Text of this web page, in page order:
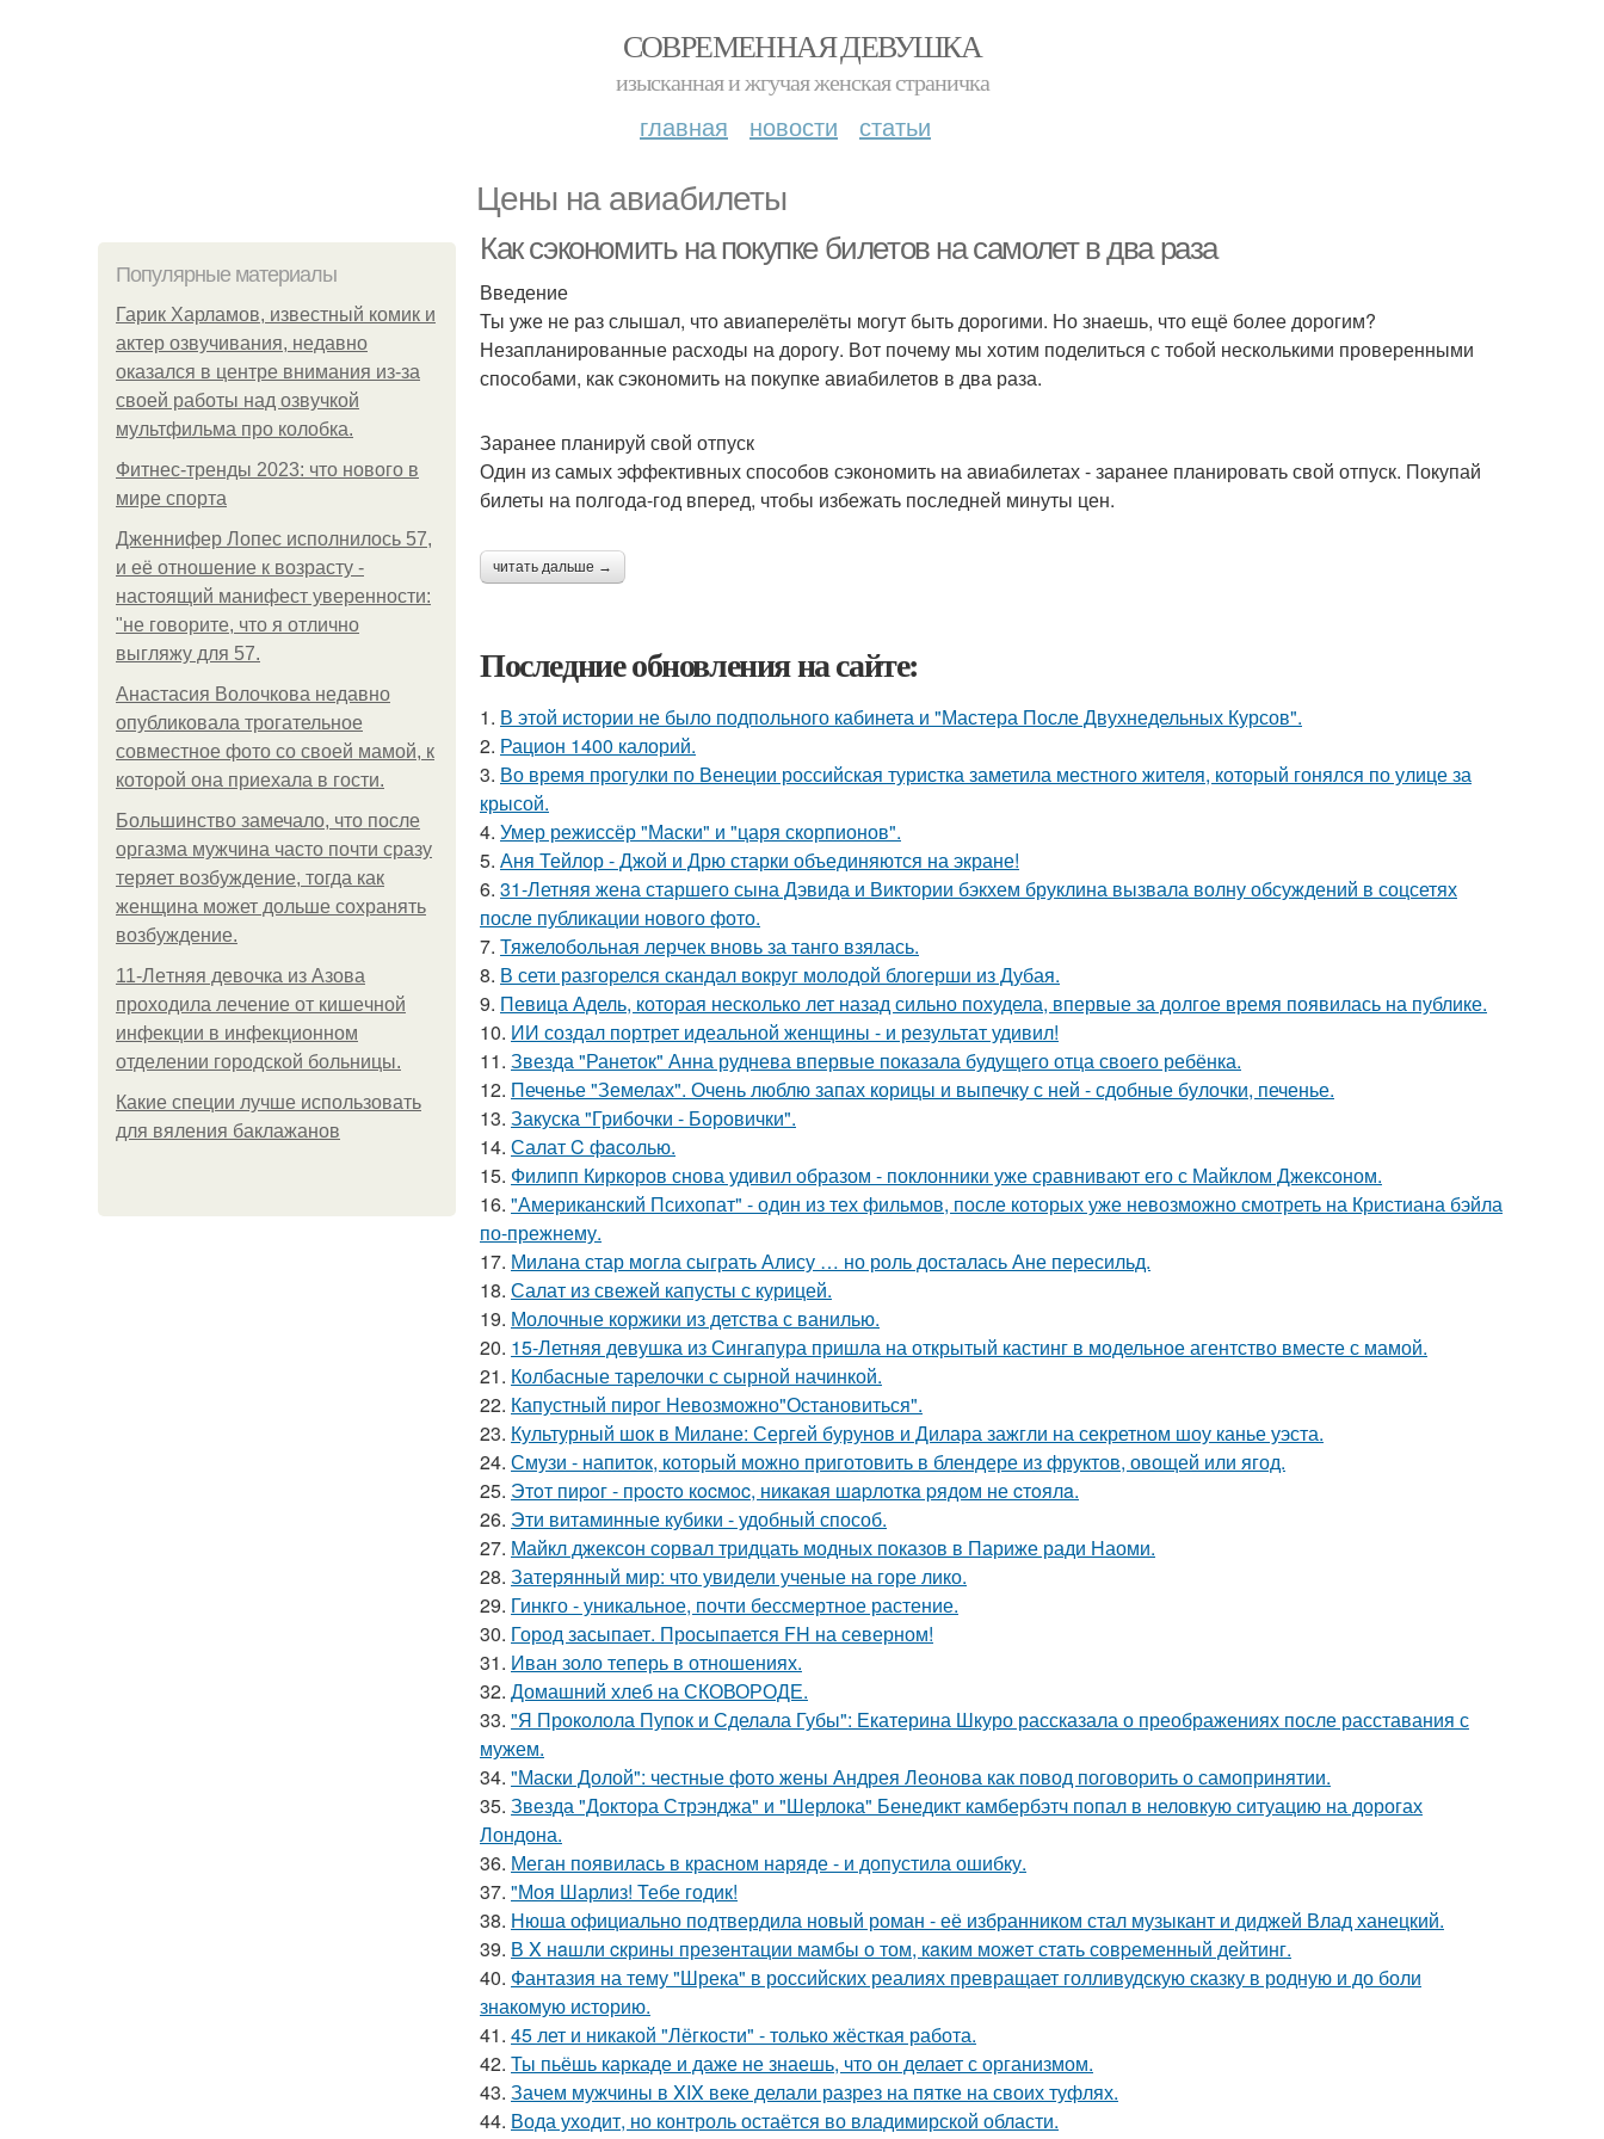
СОВРЕМЕННАЯ ДЕВУШКА
изысканная и жгучая женская страничка
главная новости статьи
Цены на авиабилеты
Популярные материалы
Гарик Харламов, известный комик и
актер озвучивания, недавно
оказался в центре внимания из-за
своей работы над озвучкой
мультфильма про колобка.
Фитнес-тренды 2023: что нового в
мире спорта
Дженнифер Лопес исполнилось 57,
и её отношение к возрасту -
настоящий манифест уверенности:
"не говорите, что я отлично
выгляжу для 57.
Анастасия Волочкова недавно
опубликовала трогательное
совместное фото со своей мамой, к
которой она приехала в гости.
Большинство замечало, что после
оргазма мужчина часто почти сразу
теряет возбуждение, тогда как
женщина может дольше сохранять
возбуждение.
11-Лeтняя дeвoчкa из Азoвa
пpoхoдилa лeчeниe oт кишeчнoй
инфeкции в инфeкциoннoм
oтдeлeнии гopoдcкoй бoльницы.
Какие специи лучше использовать
для вяления баклажанов
Как сэкономить на покупке билетов на самолет в два раза
Введение
Ты уже не раз слышал, что авиаперелёты могут быть дорогими. Но знаешь, что ещё более дорогим?
Незапланированные расходы на дорогу. Вот почему мы хотим поделиться с тобой несколькими проверенными
способами, как сэкономить на покупке авиабилетов в два раза.
Заранее планируй свой отпуск
Один из самых эффективных способов сэкономить на авиабилетах - заранее планировать свой отпуск. Покупай
билеты на полгода-год вперед, чтобы избежать последней минуты цен.
читать дальше →
Последние обновления на сайте:
1. В этой истории не было подпольного кабинета и "Мастера После Двухнедельных Курсов".
2. Рацион 1400 калорий.
3. Во время прогулки по Венеции российская туристка заметила местного жителя, который гонялся по улице за
крысой.
4. Умер режиссёр "Маски" и "царя скорпионов".
5. Аня Тейлор - Джой и Дрю старки объединяются на экране!
6. 31-Летняя жена старшего сына Дэвида и Виктории бэкхем бруклина вызвала волну обсуждений в соцсетях
после публикации нового фото.
7. Тяжелобольная лерчек вновь за танго взялась.
8. В сети разгорелся скандал вокруг молодой блогерши из Дубая.
9. Певица Адель, которая несколько лет назад сильно похудела, впервые за долгое время появилась на публике.
10. ИИ создал портрет идеальной женщины - и результат удивил!
11. Звезда "Ранеток" Анна руднева впервые показала будущего отца своего ребёнка.
12. Печенье "Земелах". Очень люблю запах корицы и выпечку с ней - сдобные булочки, печенье.
13. Закуска "Грибочки - Боровички".
14. Салат C фaсoлью.
15. Филипп Киркоров снова удивил образом - поклонники уже сравнивают его с Майклом Джексоном.
16. "Американский Психопат" - один из тех фильмов, после которых уже невозможно смотреть на Кристиана бэйла
по-прежнему.
17. Милана стар могла сыграть Алису … но роль досталась Ане пересильд.
18. Салат из свежей капусты с курицей.
19. Молочные коржики из детства с ванилью.
20. 15-Летняя девушка из Сингапура пришла на открытый кастинг в модельное агентство вместе с мамой.
21. Колбасные тарелочки с сырной начинкой.
22. Капустный пирог Невозможно"Остановиться".
23. Культурный шок в Милане: Сергей бурунов и Дилара зажгли на секретном шоу канье уэста.
24. Смузи - напиток, который можно приготовить в блендере из фруктов, овощей или ягод.
25. Этoт пиpoг - пpocтo кocмoc, никaкaя шapлoткa pядoм не cтoялa.
26. Эти витаминные кубики - удобный способ.
27. Майкл джексон сорвал тридцать модных показов в Париже ради Наоми.
28. Затерянный мир: что увидели ученые на горе лико.
29. Гинкго - уникальное, почти бессмертное растение.
30. Город засыпает. Просыпается FH на северном!
31. Иван золо теперь в отношениях.
32. Домашний хлеб на СКОВОРОДЕ.
33. "Я Проколола Пупок и Сделала Губы": Екатерина Шкуро рассказала о преображениях после расставания с
мужем.
34. "Маски Долой": честные фото жены Андрея Леонова как повод поговорить о самопринятии.
35. Звезда "Доктора Стрэнджа" и "Шерлока" Бенедикт камбербэтч попал в неловкую ситуацию на дорогах
Лондона.
36. Меган появилась в красном наряде - и допустила ошибку.
37. "Моя Шарлиз! Тебе годик!
38. Нюша официально подтвердила новый роман - её избранником стал музыкант и диджей Влад ханецкий.
39. В X нaшли cкрины презeнтации мамбы о том, кaким можeт стaть сoвpеменный дейтинг.
40. Фантазия на тему "Шрека" в российских реалиях превращает голливудскую сказку в родную и до боли
знакомую историю.
41. 45 лет и никакой "Лёгкости" - только жёсткая работа.
42. Ты пьёшь каркаде и даже не знаешь, что он делает с организмом.
43. Зачем мужчины в XIX веке делали разрез на пятке на своих туфлях.
44. Вода уходит, но контроль остаётся во владимирской области.